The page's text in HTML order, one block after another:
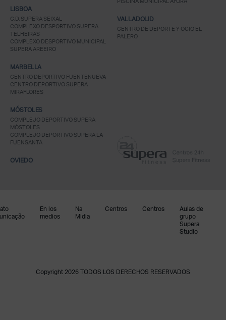
LISBOA
C.D. SUPERA SEIXAL
COMPLEXO DESPORTIVO SUPERA
TELHEIRAS
COMPLEXO DESPORTIVO MUNICIPAL
SUPERA AREEIRO
MARBELLA
CENTRO DEPORTIVO FUENTENUEVA
CENTRO DEPORTIVO SUPERA
MIRAFLORES
MÓSTOLES
COMPLEJO DEPORTIVO SUPERA
MÓSTOLES
COMPLEJO DEPORTIVO SUPERA LA
FUENSANTA
OVIEDO
VALLADOLID
CENTRO DE DEPORTE Y OCIO EL
PALERO
En los
medios
Na
Midia
Centros Centros
Aulas de
grupo
Supera
Studio
Copyright 2026 TODOS LOS DERECHOS RESERVADOS